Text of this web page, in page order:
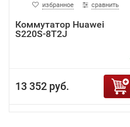
избранное сравнить
Коммутатор Huawei
S220S-8T2J
13 352 руб.